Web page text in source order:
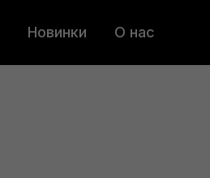
Новинки О нас